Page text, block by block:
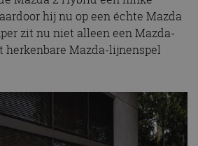
hij nu op een échte Mazda
zit nu niet alleen een Mazda-
herkenbare Mazda-lijnenspel